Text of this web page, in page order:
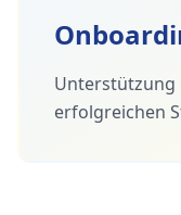
Unterstützung
erfolgreichen